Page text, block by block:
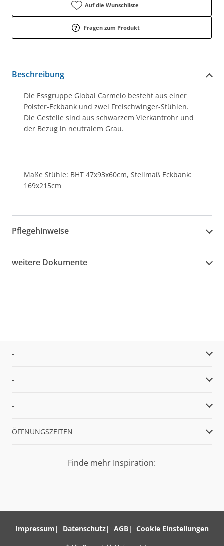
Auf die Wunschliste
Fragen zum Produkt
Beschreibung
Die Essgruppe Global Carmelo besteht aus einer
Polster-Eckbank und zwei Freischwinger-Stühlen.
Die Gestelle sind aus schwarzem Vierkantrohr und
der Bezug in neutralem Grau.
Maße Stühle: BHT 47x93x60cm, Stellmaß Eckbank:
169x215cm
Pflegehinweise
weitere Dokumente
-
-
-
ÖFFNUNGSZEITEN
Finde mehr Inspiration:
Impressum Datenschutz AGB Cookie Einstellungen